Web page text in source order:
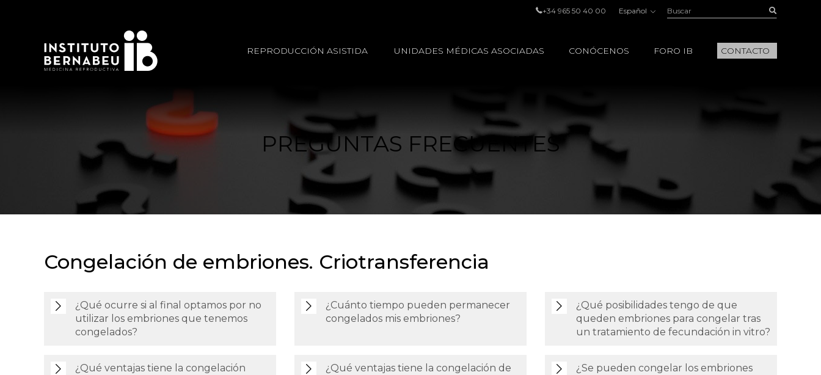
+34 965 50 40 00 Español Buscar:
REPRODUCCIÓN ASISTIDA UNIDADES MÉDICAS ASOCIADAS CONÓCENOS FORO IB CONTACTO
PREGUNTAS FRECUENTES
Congelación de embriones. Criotransferencia
¿Qué ocurre si al final optamos por no
utilizar los embriones que tenemos
congelados?
¿Cuánto tiempo pueden permanecer
congelados mis embriones?
¿Qué posibilidades tengo de que
queden embriones para congelar tras
un tratamiento de fecundación in vitro?
¿Qué ventajas tiene la congelación
¿Qué ventajas tiene la congelación de
¿Se pueden congelar los embriones